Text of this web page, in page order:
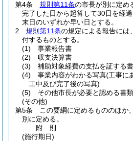
第4条
規則第11条の市長が別に定め
完了した日から起算して30日を経
末日のいずれか早い日とする。
2
規則第11条の規定による報告には
付するものとする。
(1)
事業報告書
(2)
収支決算書
(3)
補助対象経費の支払を証する
(4)
事業内容がわかる写真(工事に
工中及び完了後の写真)
(5)
その他市長が必要と認める書類
(その他)
第5条
この要綱に定めるもののほか
別に定める。
附 則
(施行期日)